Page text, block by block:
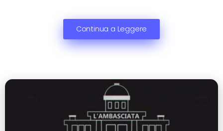
Continua a Leggere